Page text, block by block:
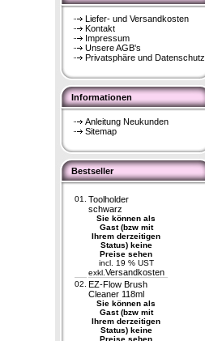
Liefer- und Versandkosten
Kontakt
Impressum
Unsere AGB's
Privatsphäre und Datenschutz
Informationen
Anleitung Neukunden
Sitemap
Bestseller
01.
Toolholder
schwarz
Sie können als
Gast (bzw mit
Ihrem derzeitigen
Status) keine
Preise sehen
incl. 19 % UST
exkl. Versandkosten
02. EZ-Flow Brush
Cleaner 118ml
Sie können als
Gast (bzw mit
Ihrem derzeitigen
Status) keine
Preise sehen